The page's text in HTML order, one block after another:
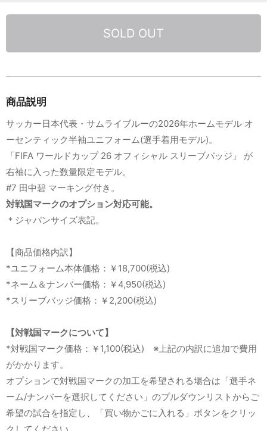
SOLD OUT
商品説明
サッカー日本代表・サムライブルーの2026年ホームモデル オ
ーセンティック半袖ユニフォーム(選手着用モデル)。
「FIFA ワールドカップ 26 オフィシャル スリーブバッジ」 が
右袖に入った数量限定モデル。
#7 田中碧 マーキング付き。
対戦国マークのオプション対応可能。
＊ジャパンサイズ表記。
【商品価格内訳】
*ユニフォーム本体価格：￥18,700(税込)
*ネーム＆ナンバー価格：￥4,950(税込)
*スリーブバッジ価格：￥2,200(税込)
【対戦国マークについて】
*対戦国マーク価格：￥1,100(税込) ※上記の内訳に追加で費用
がかかります。
オプションで対戦国マークの加工を希望される場合は「選手ネ
ーム/ナンバーを選択してください」のプルダウンリストからご
希望の試合を指定し、「買い物かごに入れる」ボタンをクリッ